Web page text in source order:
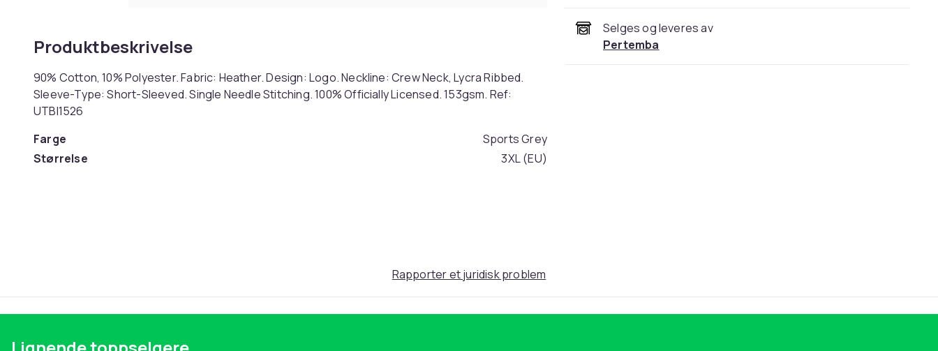
Produktbeskrivelse
90% Cotton, 10% Polyester. Fabric: Heather. Design: Logo. Neckline: Crew Neck, Lycra Ribbed.
Sleeve-Type: Short-Sleeved. Single Needle Stitching. 100% Officially Licensed. 153gsm. Ref:
UTBI1526
Farge
Sports Grey
Størrelse
3XL (EU)
Selges og leveres av
Pertemba
Rapporter et juridisk problem